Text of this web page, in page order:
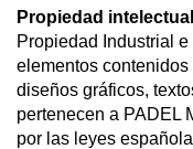
Propiedad
Propiedad Industrial
elementos
diseños gráficos,
pertenecen a PADEL
por las leyes